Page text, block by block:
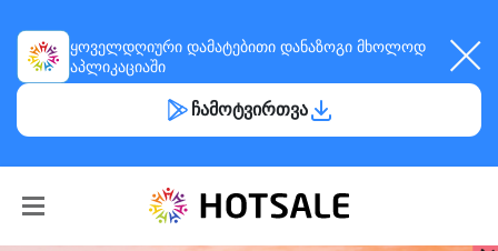
ყოველდღიური დამატებითი დანაზოგი მხოლოდ
აპლიკაციაში
ჩამოტვირთვა